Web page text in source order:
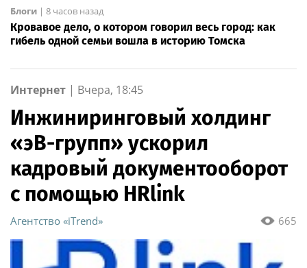
Блоги | 8 часов назад
Кровавое дело, о котором говорил весь город: как
гибель одной семьи вошла в историю Томска
Интернет | Вчера, 18:45
Инжиниринговый холдинг
«эВ-групп» ускорил
кадровый документооборот
с помощью HRlink
665
Агентство «iTrend»